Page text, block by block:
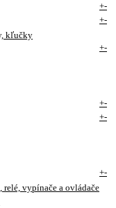
+-
+-
kľučky
+-
+-
+-
+-
relé, vypínače a ovládače